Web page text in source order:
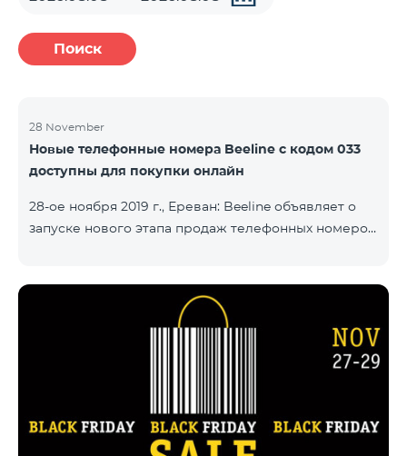
Поиск
28 November
Новые телефонные номера Beeline с кодом 033
доступны для покупки онлайн
28-ое ноября 2019 г., Ереван: Beeline объявляет о
запуске нового этапа продаж телефонных номеров
телефонный номер с кодом 033 можно при
подключении какого-либо из пакетов «Смарт».
направления онлайн продаж. Через наш сайт
номер будет доставлен по указанному
покупателем адресу. Кр